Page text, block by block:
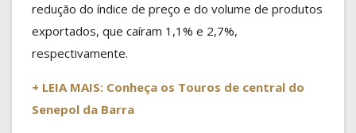
redução do índice de preço e do volume de produtos
exportados, que caíram 1,1% e 2,7%,
respectivamente.
+ LEIA MAIS: Conheça os Touros de central do
Senepol da Barra